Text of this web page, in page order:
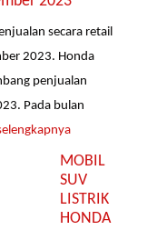
secara retail
2023. Honda
penjualan
Pada bulan
MOBIL
SUV
LISTRIK
HONDA